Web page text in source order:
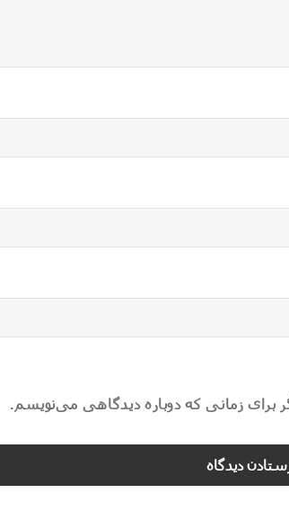
برای زمانی که دوباره دیدگاهی می‌نویسم.